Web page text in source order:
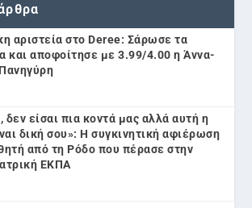
αριστεία στο Deree: Σάρωσε τα
και αποφοίτησε με 3.99/4.00 η Άννα-
δεν είσαι πια κοντά μας αλλά αυτή η
δική σου»: Η συγκινητική αφιέρωση
από τη Ρόδο που πέρασε στην
ΕΚΠΑ